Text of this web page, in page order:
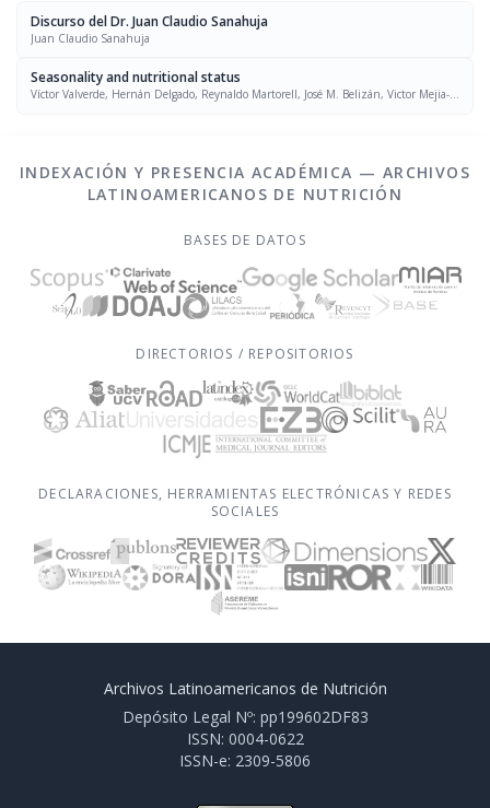
Discurso del Dr. Juan Claudio Sanahuja
Juan Claudio Sanahuja
Seasonality and nutritional status
Víctor Valverde, Hernán Delgado, Reynaldo Martorell, José M. Belizán, Victor Mejia-
INDEXACIÓN Y PRESENCIA ACADÉMICA — ARCHIVOS
LATINOAMERICANOS DE NUTRICIÓN
BASES DE DATOS
DIRECTORIOS / REPOSITORIOS
DECLARACIONES, HERRAMIENTAS ELECTRÓNICAS Y REDES
SOCIALES
Archivos Latinoamericanos de Nutrición
Depósito Legal Nº: pp199602DF83
ISSN: 0004-0622
ISSN-e: 2309-5806